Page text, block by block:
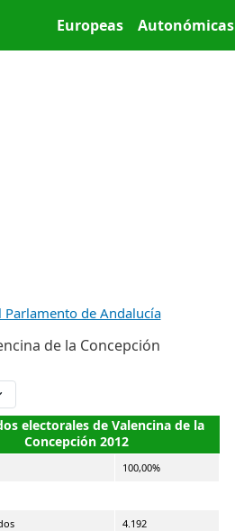
Main menu
Europeas Autonómicas
Parlamento de Andalucía
de la Concepción
electorales de Valencina de la
Concepción 2012
100,00%
4.192